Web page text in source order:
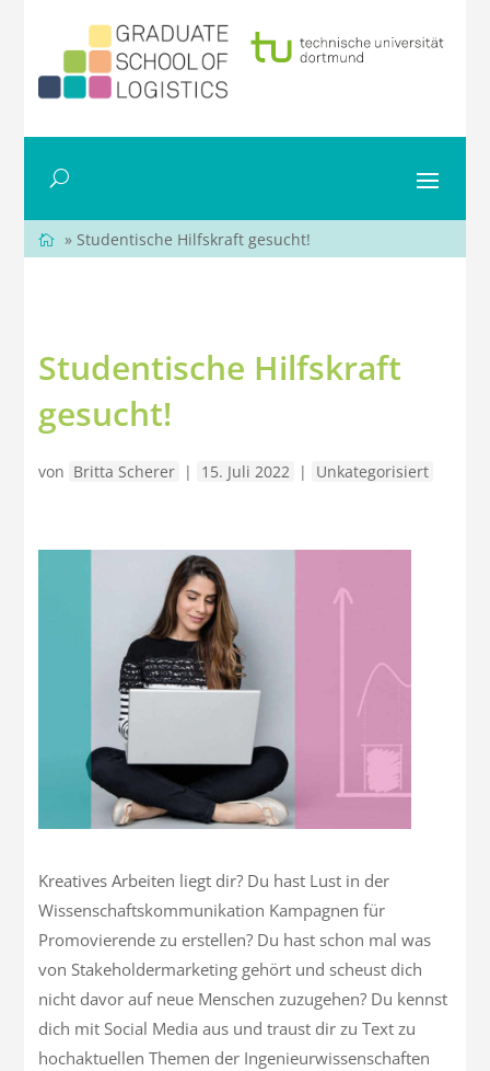
» Studentische Hilfskraft gesucht!
Studentische Hilfskraft
gesucht!
von Britta Scherer | 15. Juli 2022 | Unkategorisiert
Kreatives Arbeiten liegt dir? Du hast Lust in der
Wissenschaftskommunikation Kampagnen für
Promovierende zu erstellen? Du hast schon mal was
von Stakeholdermarketing gehört und scheust dich
nicht davor auf neue Menschen zuzugehen? Du kennst
dich mit Social Media aus und traust dir zu Text zu
hochaktuellen Themen der Ingenieurwissenschaften